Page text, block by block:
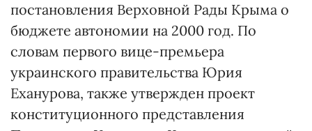
постановления Верховной Рады Крыма о
бюджете автономии на 2000 год. По
словам первого вице-премьера
украинского правительства Юрия
Еханурова, также утвержден проект
конституционного представления